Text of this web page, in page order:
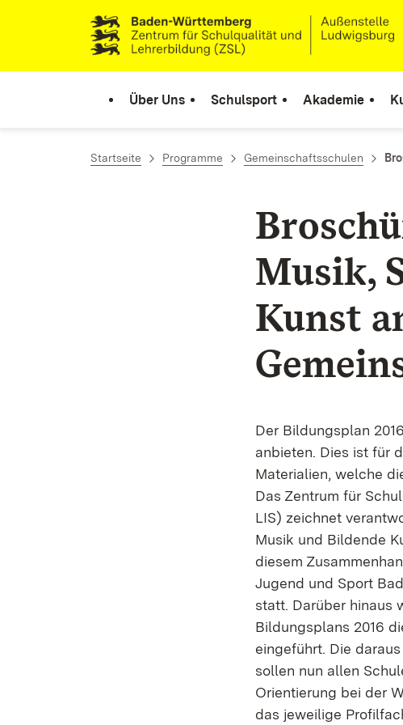
Zum Inhalt springen
Link zur Startseite
Über Uns Schulsport Akademie
Startseite Programme Gemeinschaftsschulen
Musik,
Kunst
Der Bildungsplan
anbieten. Dies ist für
Materialien, welche
Das Zentrum für
LIS) zeichnet
Musik und Bildende
diesem
Jugend und Sport
statt. Darüber hinaus
Bildungsplans 2016
eingeführt. Die
sollen nun allen
Orientierung bei der
das jeweilige